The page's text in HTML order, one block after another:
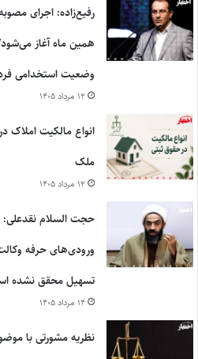
رفیع‌زاده: اجرای
همین ماه آغاز
وضعیت استخدامی
۱۲ مرداد ۱۴۰۵
ملک
۱۲ مرداد ۱۴۰۵
حجت السلام
ورودی‌های حرفه
تسهیل محقق نشده
۱۴ مرداد ۱۴۰۵
نظریه مشورتی با